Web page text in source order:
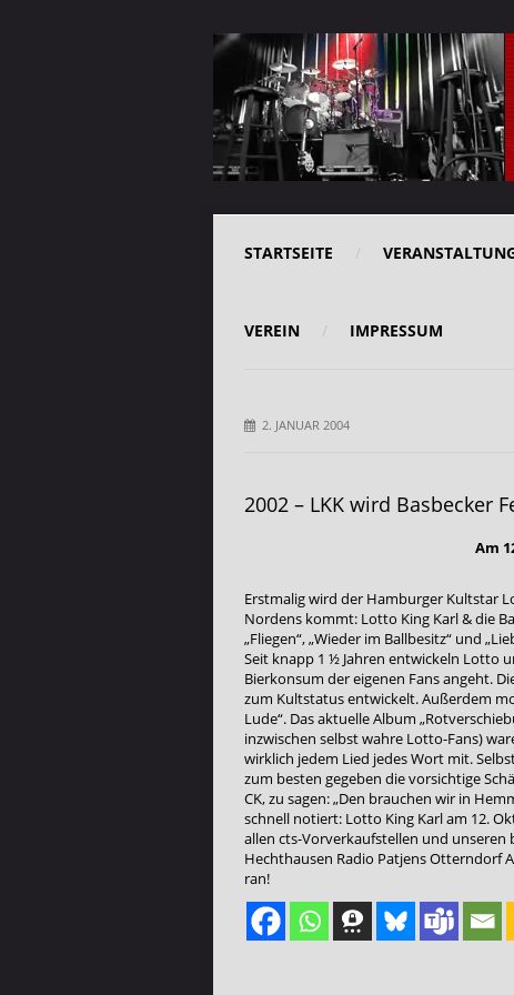
STARTSEITE
VEREIN IMPRESSUM
2. JANUAR 2004
2002 – LKK wird Basbecker
Am
Erstmalig wird der Hamburger Kultstar
Nordens kommt: Lotto King Karl & die
„Fliegen“, „Wieder im Ballbesitz“ und
Seit knapp 1 ½ Jahren entwickeln Lotto
Bierkonsum der eigenen Fans angeht.
zum Kultstatus entwickelt. Außerdem
Lude“. Das aktuelle Album
inzwischen selbst wahre Lotto-Fans)
wirklich jedem Lied jedes Wort mit.
zum besten gegeben die vorsichtige
CK, zu sagen: „Den brauchen wir in
schnell notiert: Lotto King Karl am 12.
allen cts-Vorverkaufstellen und unseren
Hechthausen Radio Patjens Otterndorf
ran!